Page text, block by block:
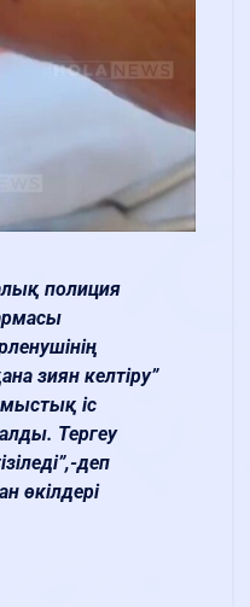
полиция
зиян келтіру”
іс
Тергеу
деп
өкілдері